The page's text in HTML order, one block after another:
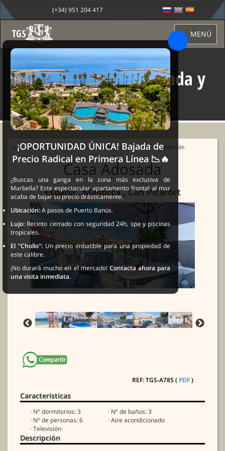
(+34) 951 204 417
MENÚ
Casa con piscina privada y
calefacción
Sale Marbella →Propiedades→ Casa con piscina privada y calefacción
Casa Adosada
España , Mallorca , Can Picafort
REF: TGS-A785 ( PDF)
Caracteristicas
· Nº dormitorios: 3
· Nº de baños: 3
· Nº de personas: 6
· Aire acondicionado
· Televisión
Descripción
¡OPORTUNIDAD ÚNICA! Bajada de
Precio Radical en Primera Línea 📉🔥
¿Buscas una ganga en la zona más exclusiva de
Marbella? Este espectacular apartamento frontal al mar
acaba de bajar su precio drásticamente.
Ubicación:A pasos de Puerto Banús.
Lujo: Recinto cerrado con seguridad 24h, spa y piscinas
tropicales.
El "Chollo":Un precio imbatible para una propiedad de
este calibre.
¡No durará mucho en el mercado! Contacta ahora para
una visita inmediata.